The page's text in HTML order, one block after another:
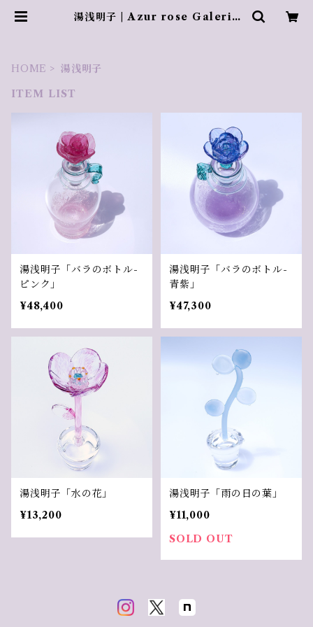
湯浅明子 | Azur rose Galerie
HOME
湯浅明子
ITEM LIST
湯浅明子「バラのボトル-
ピンク」
¥48,400
湯浅明子「バラのボトル-
青紫」
¥47,300
湯浅明子「水の花」
¥13,200
湯浅明子「雨の日の葉」
¥11,000
SOLD OUT